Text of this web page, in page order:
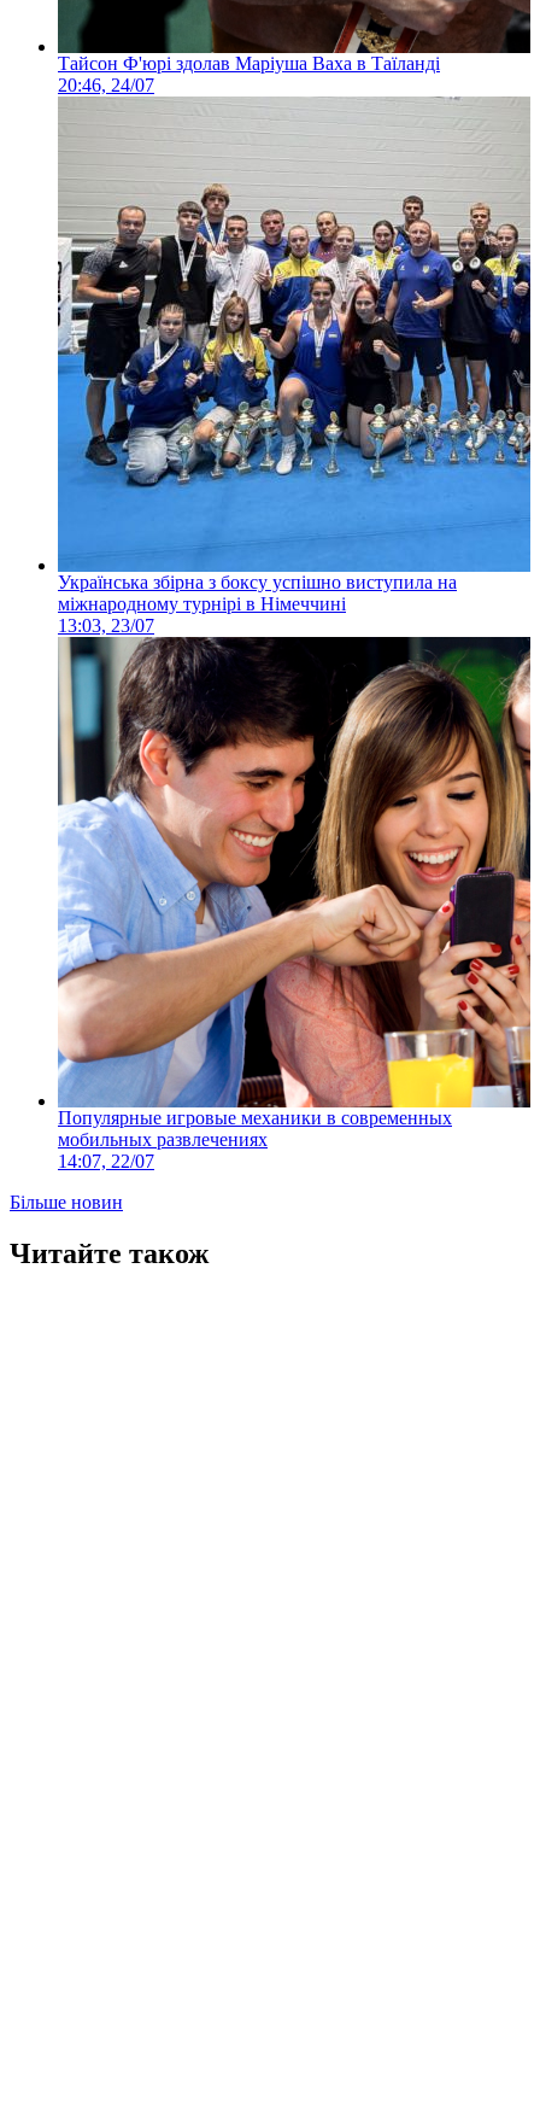
Тайсон Ф'юрі здолав Маріуша Ваха в Таїланді
20:46, 24/07
Українська збірна з боксу успішно виступила на
міжнародному турнірі в Німеччині
13:03, 23/07
Популярные игровые механики в современных
мобильных развлечениях
14:07, 22/07
Більше новин
Читайте також